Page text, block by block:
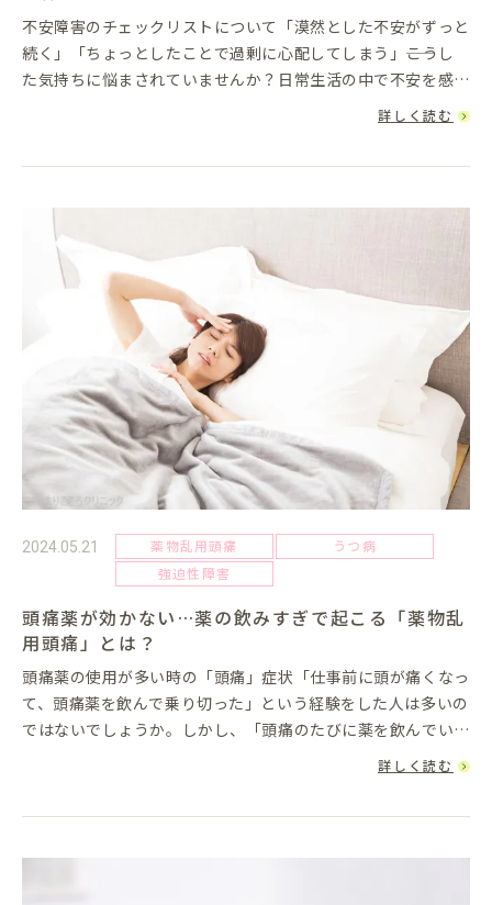
不安障害のチェックリストについて「漠然とした不安がずっと
続く」「ちょっとしたことで過剰に心配してしまう」――こうし
た気持ちに悩まされていませんか？日常生活の中で不安を感じ
るのは自然なことですが、それが強すぎたり、長期間続いたり
詳しく読む
2024.05.21 薬物乱用頭痛
うつ病
強迫性障害
頭痛薬が効かない…薬の飲みすぎで起こる「薬物乱
用頭痛」とは？
頭痛薬の使用が多い時の「頭痛」症状「仕事前に頭が痛くなっ
て、頭痛薬を飲んで乗り切った」という経験をした人は多いの
ではないでしょうか。しかし、「頭痛のたびに薬を飲んでいる
けど、効かなくなった」という場合は、「薬物乱用頭痛」かも
詳しく読む